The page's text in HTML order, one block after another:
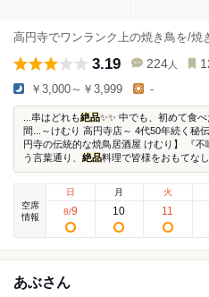
高円寺でワンランク上の焼き鳥を/焼
3.19 224 人
￥3,000～￥3,999 -
...串はどれも絶品✨✨ 中でも、初めて食
間...～けむり 高円寺店～ 4代50年続く秘
円寺の伝統的な焼鳥居酒屋 けむり】 『
う言葉通り、 絶品料理で皆様をおもてなし
空席
情報
日
8/9
月
10
火
11
あぶさん